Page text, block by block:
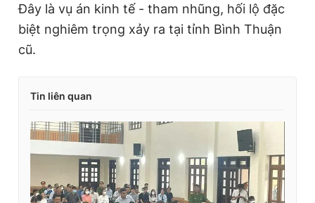
Đây là vụ án kinh tế - tham nhũng, hối lộ đặc
biệt nghiêm trọng xảy ra tại tỉnh Bình Thuận
cũ.
Tin liên quan